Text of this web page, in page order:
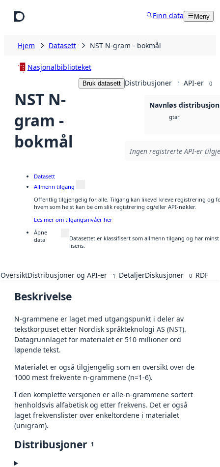
Finn data Meny
Hjem Datasett NST N-gram - bokmål
Nasjonalbiblioteket
NST N-
gram -
bokmål
Bruk datasett Distribusjoner 1 API-er 0
Navnløs distribusjon
gtar
Ingen registrerte API-er
Datasett
Allmenn tilgang
Offentlig tilgjengelig for alle. Tilgang kan likevel kreve registrering og
hvem som helst kan be om slik registrering og/eller API-nøkler.
Les mer om tilgangsnivåer her
Åpne
data
Datasettet er klassifisert som allmenn tilgang og har
lisens.
OversiktDistribusjoner og API-er 1 DetaljerDiskusjoner 0 RDF
Beskrivelse
N-grammene er laget med utgangspunkt i deler av
tekstkorpuset etter Nordisk språkteknologi AS (NST).
Datagrunnlaget for materialet er 510 millioner ord
løpende tekst.
Materialet er også tilgjengelig som en oversikt over de
1000 mest frekvente n-grammene (n=1-6).
I den komplette versjonen er alle-n-grammene sortert
henholdsvis alfabetisk og etter frekvens. Det er også
laget frekvenslister over enkeltordene i materialet
(unigram).
Distribusjoner 1